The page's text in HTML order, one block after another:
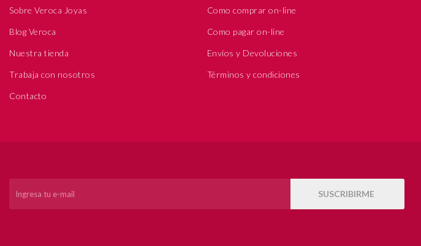
SUSCRIBIRME
Sobre Veroca Joyas
Blog Veroca
Nuestra tienda
Trabaja con nosotros
Contacto
Como comprar on-line
Como pagar on-line
Envíos y Devoluciones
Términos y condiciones